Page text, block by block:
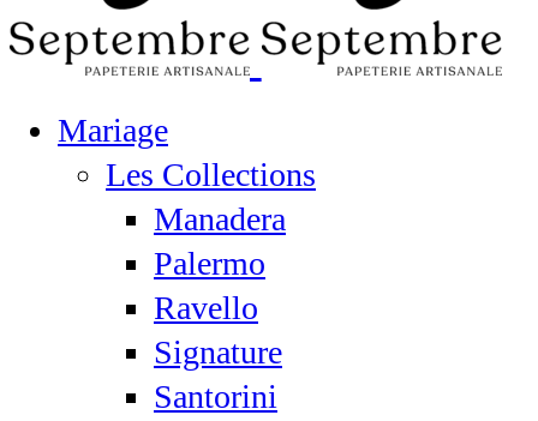
Mariage
Les Collections
Manadera
Palermo
Ravello
Signature
Santorini